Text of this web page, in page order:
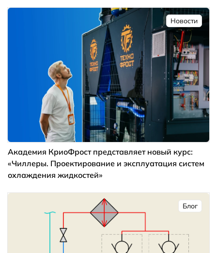
Новости
Академия КриоФрост представляет новый курс:
«Чиллеры. Проектирование и эксплуатация систем
охлаждения жидкостей»
Блог